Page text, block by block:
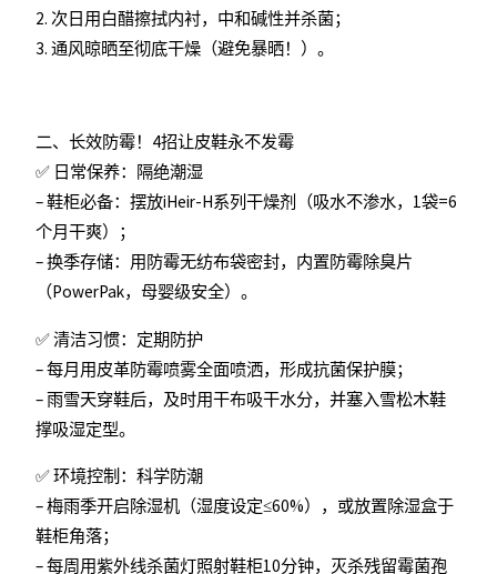
2. 次日用白醋擦拭内衬，中和碱性并杀菌；
3. 通风晾晒至彻底干燥（避免暴晒！）。
二、长效防霉！4招让皮鞋永不发霉
✅ 日常保养：隔绝潮湿
– 鞋柜必备：摆放iHeir-H系列干燥剂（吸水不渗水，1袋=6
个月干爽）；
– 换季存储：用防霉无纺布袋密封，内置防霉除臭片
（PowerPak，母婴级安全）。
✅ 清洁习惯：定期防护
– 每月用皮革防霉喷雾全面喷洒，形成抗菌保护膜；
– 雨雪天穿鞋后，及时用干布吸干水分，并塞入雪松木鞋
撑吸湿定型。
✅ 环境控制：科学防潮
– 梅雨季开启除湿机（湿度设定≤60%），或放置除湿盒于
鞋柜角落；
– 每周用紫外线杀菌灯照射鞋柜10分钟，灭杀残留霉菌孢